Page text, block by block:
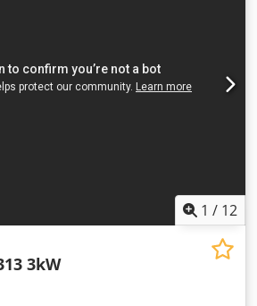
1 / 12
3kW